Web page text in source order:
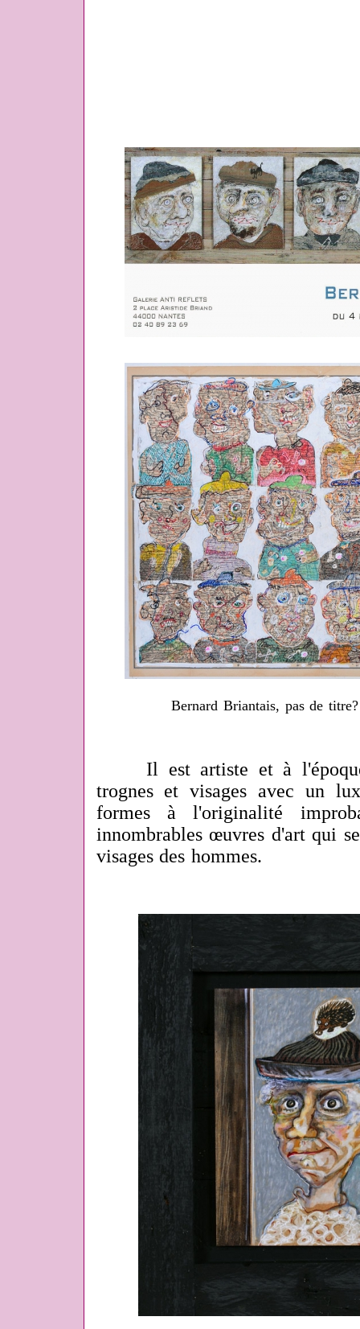
Bernard Briantais, pas de
Il est artiste et à l'époque
trognes et visages avec un
formes à l'originalité
innombrables œuvres d'art qui
visages des hommes.